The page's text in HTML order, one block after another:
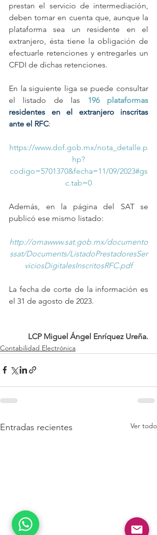
prestan el servicio de intermediación,
deben tomar en cuenta que, aunque la
plataforma sea un residente en el
extranjero, ésta tiene la obligación de
efectuarle retenciones y entregarles un
CFDI de dichas retenciones.
En la siguiente liga se puede consultar
el listado de las 196 plataformas
residentes en el extranjero inscritas
ante el RFC:
https://www.dof.gob.mx/nota_detalle.p
hp?
codigo=5701370&fecha=11/09/2023#gs
c.tab=0
Además, en la página del SAT se
publicó ese mismo listado:
http://omawww.sat.gob.mx/documento
ssat/Documents/ListadoPrestadoresSer
viciosDigitalesInscritosRFC.pdf
La fecha de corte de la información es
el 31 de agosto de 2023.
LCP Miguel Ángel Enríquez Ureña.
Contabilidad Electrónica
Entradas recientes Ver todo